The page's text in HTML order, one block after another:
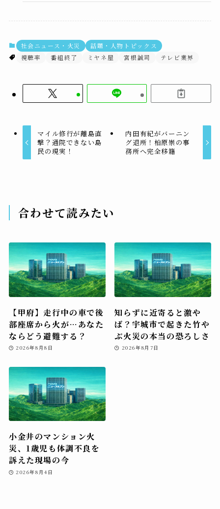
社会ニュース・火災
話題・人物トピックス
視聴率
番組終了 ミヤネ屋 宮根誠司 テレビ業界
マイル修行が離島直
撃？通院できない島
民の現実！
内田有紀がバーニン
グ退所！柏原崇の事
務所へ完全移籍
合わせて読みたい
【甲府】走行中の車で後
部座席から火が…あなた
ならどう避難する？
2026年8月8日
知らずに近寄ると激や
ば？宇城市で起きた竹や
ぶ火災の本当の恐ろしさ
2026年8月7日
小金井のマンション火
災、1歳児も体調不良を
訴えた現場の今
2026年8月4日